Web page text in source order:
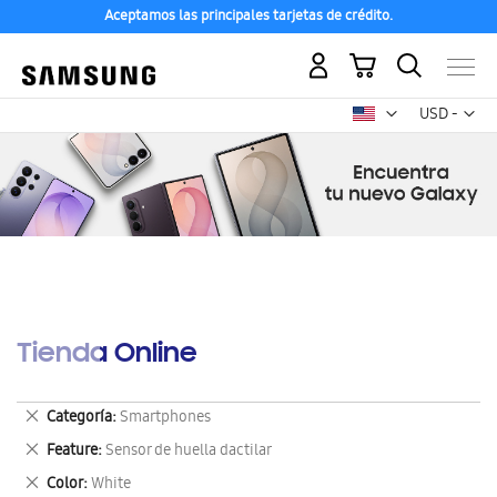
Aceptamos las principales tarjetas de crédito.
USD -
dólar
Mi carrito
Tienda Online
Categoría Smartphones
Eliminar
este
artículo
Feature Sensor de huella dactilar
Eliminar
este
Color White
Eliminar